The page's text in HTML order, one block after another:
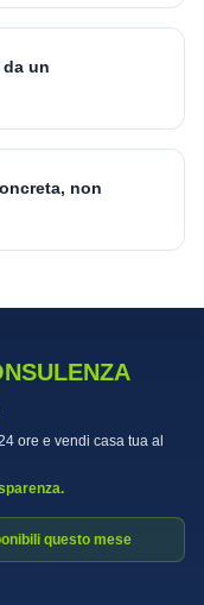
un
non
ore e vendi casa tua al
questo mese